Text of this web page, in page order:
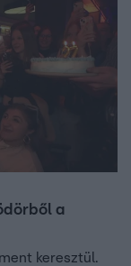
a
keresztül.